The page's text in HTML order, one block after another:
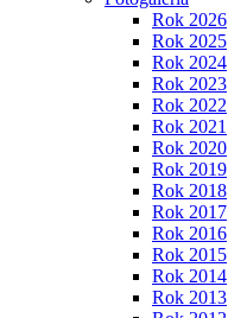
Rok 2026
Rok 2025
Rok 2024
Rok 2023
Rok 2022
Rok 2021
Rok 2020
Rok 2019
Rok 2018
Rok 2017
Rok 2016
Rok 2015
Rok 2014
Rok 2013